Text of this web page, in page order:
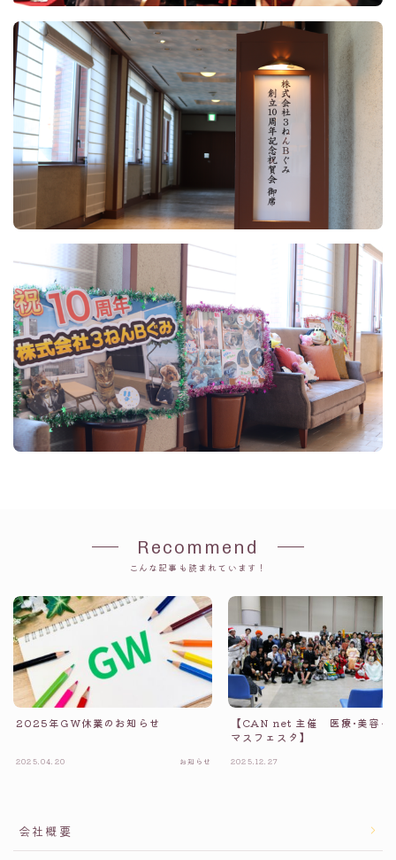
Recommend
こんな記事も読まれています！
2025年GW休業のお知らせ
2025.04.20 お知らせ
【CAN net 主催 医療•美容ク
マスフェスタ】
2025.12.27
会社概要